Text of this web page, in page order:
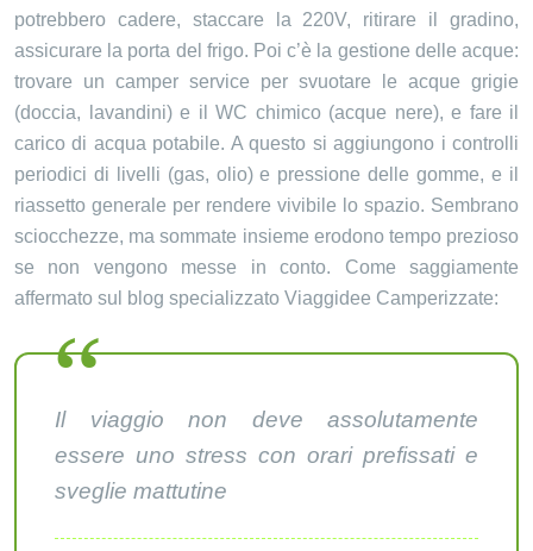
potrebbero cadere, staccare la 220V, ritirare il gradino,
assicurare la porta del frigo. Poi c’è la gestione delle acque:
trovare un camper service per svuotare le acque grigie
(doccia, lavandini) e il WC chimico (acque nere), e fare il
carico di acqua potabile. A questo si aggiungono i controlli
periodici di livelli (gas, olio) e pressione delle gomme, e il
riassetto generale per rendere vivibile lo spazio. Sembrano
sciocchezze, ma sommate insieme erodono tempo prezioso
se non vengono messe in conto. Come saggiamente
affermato sul blog specializzato Viaggidee Camperizzate:
Il viaggio non deve assolutamente
essere uno stress con orari prefissati e
sveglie mattutine